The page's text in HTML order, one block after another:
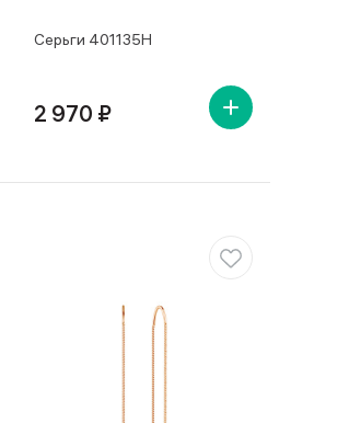
Серьги 401135Н
2 970 ₽